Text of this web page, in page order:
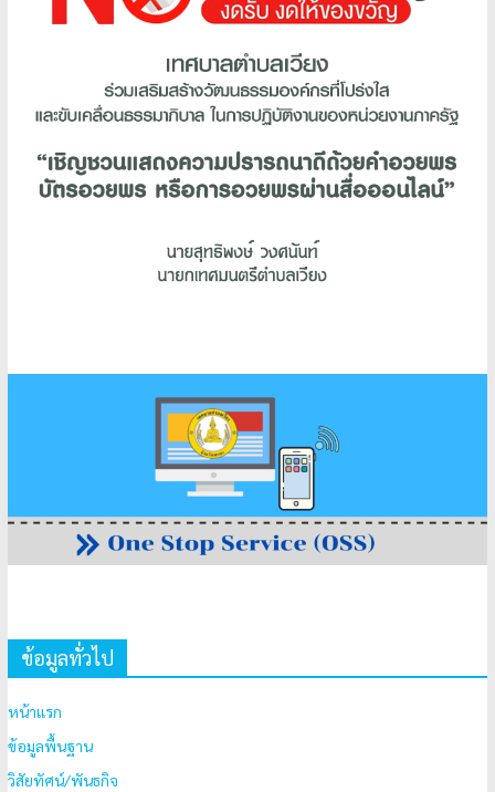
ข้อมูลทั่วไป
หน้าแรก
ข้อมูลพื้นฐาน
วิสัยทัศน์/พันธกิจ